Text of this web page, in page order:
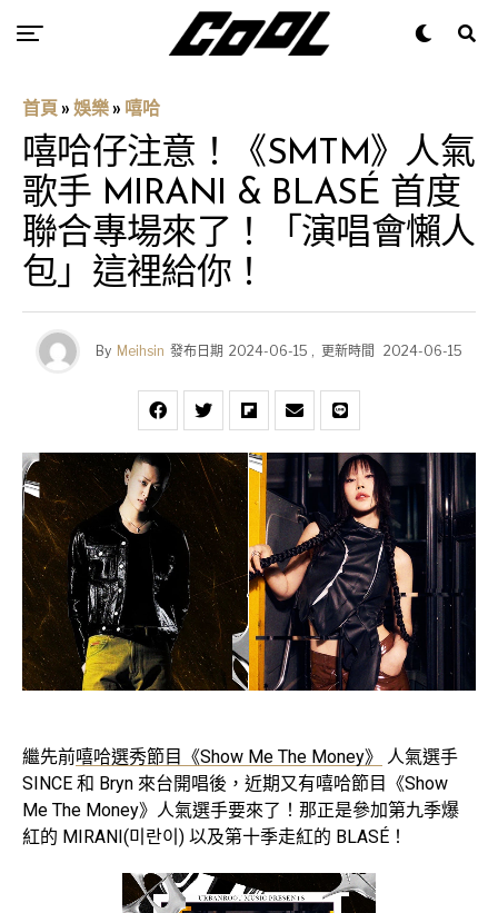
首頁 » 娛樂 » 嘻哈
嘻哈仔注意！《SMTM》人氣
歌手 MIRANI & BLASÉ 首度
聯合專場來了！「演唱會懶人
包」這裡給你！
By Meihsin 發布日期 2024-06-15 , 更新時間 2024-06-15
繼先前嘻哈選秀節目《Show Me The Money》
人氣選手
SINCE 和 Bryn 來台開唱後，近期又有嘻哈節目《Show
Me The Money》人氣選手要來了！那正是參加第九季爆
紅的 MIRANI(미란이) 以及第十季走紅的 BLASÉ！